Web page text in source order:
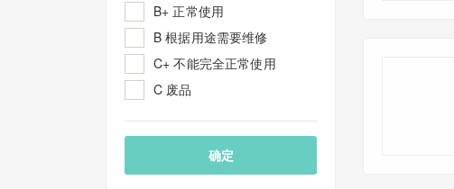
B+ 正常使用
B 根据用途需要维修
C+ 不能完全正常使用
C 废品
确定